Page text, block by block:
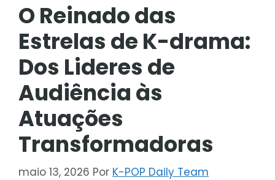
O Reinado das
Estrelas de K-drama:
Dos Lideres de
Audiência às
Atuações
Transformadoras
maio 13, 2026 Por K-POP Daily Team